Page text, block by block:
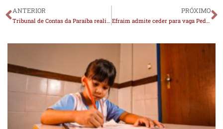
ANTERIOR
Tribunal de Contas da Paraíba realiza nova capacitação sobre PPA e LOA com foco na primeira infância, em Monteiro
PRÓXIMO
Efraim admite ceder para vaga Pedro e não descarta composição com dissidentes da base do governo